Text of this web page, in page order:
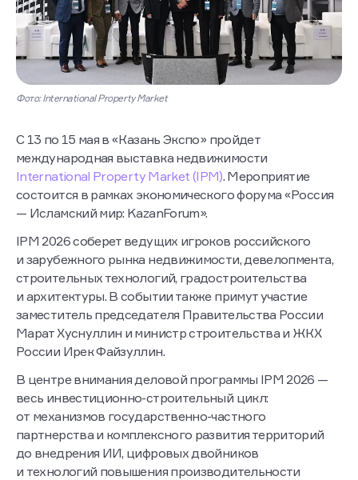
Фото: International Property Market
С 13 по 15 мая в «Казань Экспо» пройдет
международная выставка недвижимости
International Property Market (IPM). Мероприятие
состоится в рамках экономического форума «Россия
— Исламский мир: KazanForum».
IPM 2026 соберет ведущих игроков российского
и зарубежного рынка недвижимости, девелопмента,
строительных технологий, градостроительства
и архитектуры. В событии также примут участие
заместитель председателя Правительства России
Марат Хуснуллин и министр строительства и ЖКХ
России Ирек Файзуллин.
В центре внимания деловой программы IPM 2026 —
весь инвестиционно-строительный цикл:
от механизмов государственно-частного
партнерства и комплексного развития территорий
до внедрения ИИ, цифровых двойников
и технологий повышения производительности